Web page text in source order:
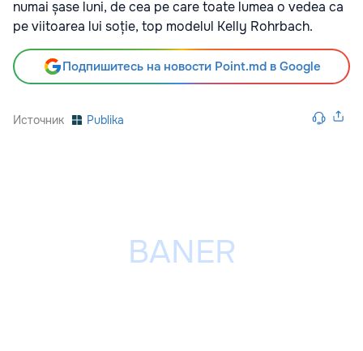
numai șase luni, de cea pe care toate lumea o vedea ca
pe viitoarea lui soție, top modelul Kelly Rohrbach.
Подпишитесь на новости Point.md в Google
Источник Publika